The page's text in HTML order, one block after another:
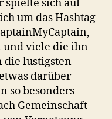
spielte sich auf
um das Hashtag
und viele die ihn
die lustigsten
darüber
so besonders
Gemeinschaft